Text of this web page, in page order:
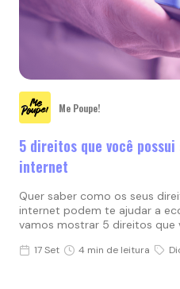
Me Poupe!
5 direitos que você
internet
Quer saber como os seus
internet podem te ajudar a
vamos mostrar 5 direitos que
17 Set 4 min de leitura